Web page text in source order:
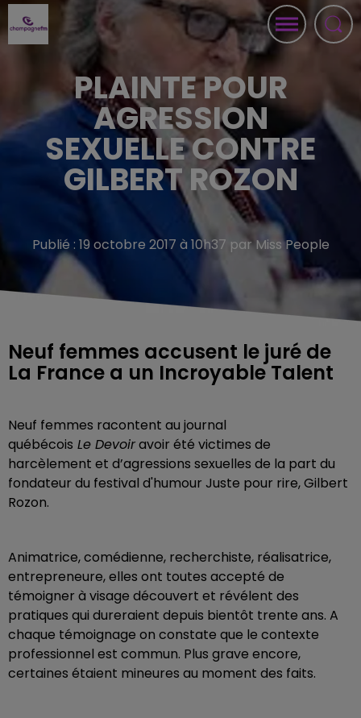
PLAINTE POUR
AGRESSION
SEXUELLE CONTRE
GILBERT ROZON
Publié : 19 octobre 2017 à 10h37 par Miss People
Neuf femmes accusent le juré de
La France a un Incroyable Talent
Neuf femmes racontent au journal
québécois Le Devoiravoir été victimes de
harcèlement et d’agressions sexuelles de la part du
fondateur du festival d'humour Juste pour rire, Gilbert
Rozon.
Animatrice, comédienne, recherchiste, réalisatrice,
entrepreneure, elles ont toutes accepté de
témoigner à visage découvert et révélent des
pratiques qui dureraient depuis bientôt trente ans. A
chaque témoignage on constate que le contexte
professionnel est commun. Plus grave encore,
certaines étaient mineures au moment des faits.